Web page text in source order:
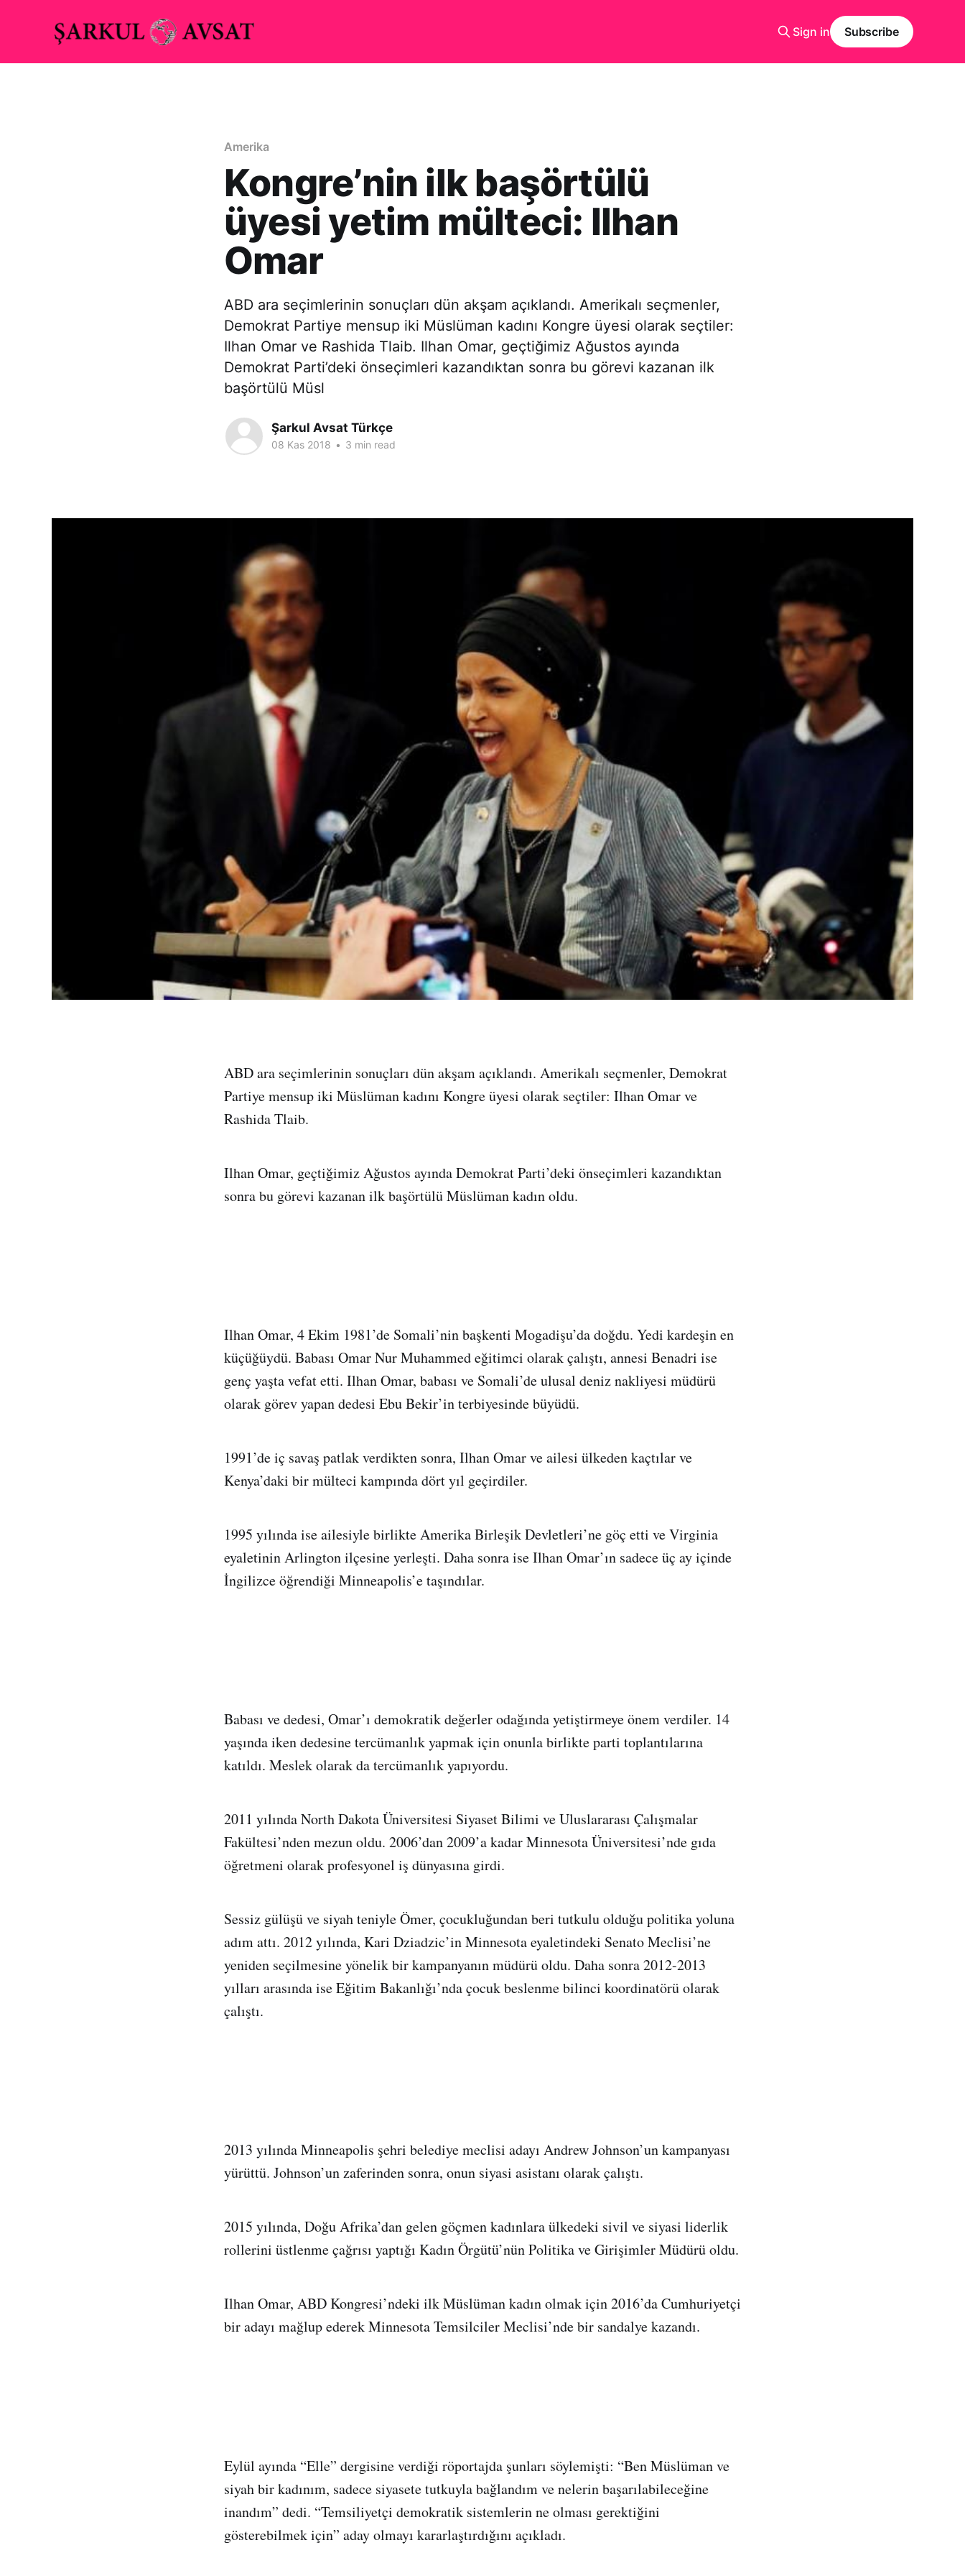
Sign in Subscribe
Amerika
Kongre’nin ilk başörtülü
üyesi yetim mülteci: Ilhan
Omar
ABD ara seçimlerinin sonuçları dün akşam açıklandı. Amerikalı seçmenler,
Demokrat Partiye mensup iki Müslüman kadını Kongre üyesi olarak seçtiler:
Ilhan Omar ve Rashida Tlaib. Ilhan Omar, geçtiğimiz Ağustos ayında
Demokrat Parti’deki önseçimleri kazandıktan sonra bu görevi kazanan ilk
başörtülü Müsl
Şarkul Avsat Türkçe
08 Kas 2018 • 3 min read
ABD ara seçimlerinin sonuçları dün akşam açıklandı. Amerikalı seçmenler, Demokrat
Partiye mensup iki Müslüman kadını Kongre üyesi olarak seçtiler: Ilhan Omar ve
Rashida Tlaib.
Ilhan Omar, geçtiğimiz Ağustos ayında Demokrat Parti’deki önseçimleri kazandıktan
sonra bu görevi kazanan ilk başörtülü Müslüman kadın oldu.
Ilhan Omar, 4 Ekim 1981’de Somali’nin başkenti Mogadişu’da doğdu. Yedi kardeşin en
küçüğüydü. Babası Omar Nur Muhammed eğitimci olarak çalıştı, annesi Benadri ise
genç yaşta vefat etti. Ilhan Omar, babası ve Somali’de ulusal deniz nakliyesi müdürü
olarak görev yapan dedesi Ebu Bekir’in terbiyesinde büyüdü.
1991’de iç savaş patlak verdikten sonra, Ilhan Omar ve ailesi ülkeden kaçtılar ve
Kenya’daki bir mülteci kampında dört yıl geçirdiler.
1995 yılında ise ailesiyle birlikte Amerika Birleşik Devletleri’ne göç etti ve Virginia
eyaletinin Arlington ilçesine yerleşti. Daha sonra ise Ilhan Omar’ın sadece üç ay içinde
İngilizce öğrendiği Minneapolis’e taşındılar.
Babası ve dedesi, Omar’ı demokratik değerler odağında yetiştirmeye önem verdiler. 14
yaşında iken dedesine tercümanlık yapmak için onunla birlikte parti toplantılarına
katıldı. Meslek olarak da tercümanlık yapıyordu.
2011 yılında North Dakota Üniversitesi Siyaset Bilimi ve Uluslararası Çalışmalar
Fakültesi’nden mezun oldu. 2006’dan 2009’a kadar Minnesota Üniversitesi’nde gıda
öğretmeni olarak profesyonel iş dünyasına girdi.
Sessiz gülüşü ve siyah teniyle Ömer, çocukluğundan beri tutkulu olduğu politika yoluna
adım attı. 2012 yılında, Kari Dziadzic’in Minnesota eyaletindeki Senato Meclisi’ne
yeniden seçilmesine yönelik bir kampanyanın müdürü oldu. Daha sonra 2012-2013
yılları arasında ise Eğitim Bakanlığı’nda çocuk beslenme bilinci koordinatörü olarak
çalıştı.
2013 yılında Minneapolis şehri belediye meclisi adayı Andrew Johnson’un kampanyası
yürüttü. Johnson’un zaferinden sonra, onun siyasi asistanı olarak çalıştı.
2015 yılında, Doğu Afrika’dan gelen göçmen kadınlara ülkedeki sivil ve siyasi liderlik
rollerini üstlenme çağrısı yaptığı Kadın Örgütü’nün Politika ve Girişimler Müdürü oldu.
Ilhan Omar, ABD Kongresi’ndeki ilk Müslüman kadın olmak için 2016’da Cumhuriyetçi
bir adayı mağlup ederek Minnesota Temsilciler Meclisi’nde bir sandalye kazandı.
Eylül ayında “Elle” dergisine verdiği röportajda şunları söylemişti: “Ben Müslüman ve
siyah bir kadınım, sadece siyasete tutkuyla bağlandım ve nelerin başarılabileceğine
inandım” dedi. “Temsiliyetçi demokratik sistemlerin ne olması gerektiğini
gösterebilmek için” aday olmayı kararlaştırdığını açıkladı.